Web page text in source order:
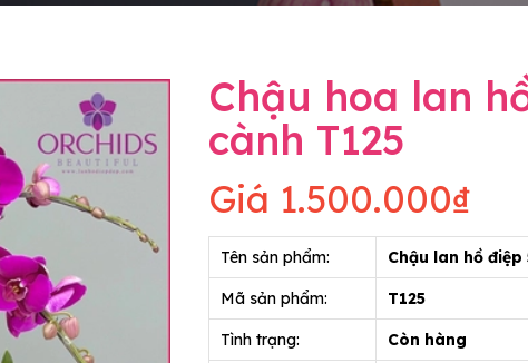
Chậu hoa lan
cành T125
Giá 1.500.000₫
Tên sản phẩm: Chậu lan hồ điệp
Mã sản phẩm: T125
Tình trạng: Còn hàng